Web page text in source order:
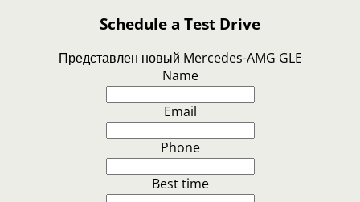
Schedule a Test Drive
Представлен новый Mercedes-AMG GLE
Name
Email
Phone
Best time